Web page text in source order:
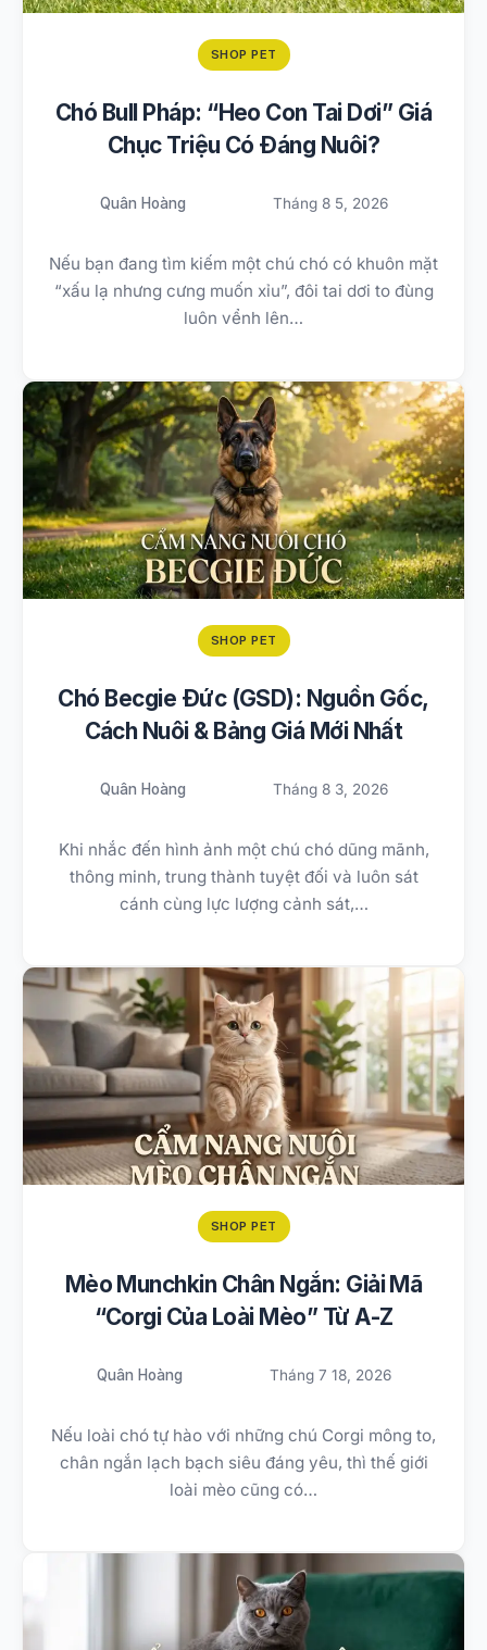
SHOP PET
Chó Bull Pháp: “Heo Con Tai Dơi” Giá
Chục Triệu Có Đáng Nuôi?
Quân Hoàng Tháng 8 5, 2026
Nếu bạn đang tìm kiếm một chú chó có khuôn mặt
“xấu lạ nhưng cưng muốn xỉu”, đôi tai dơi to đùng
luôn vểnh lên…
SHOP PET
Chó Becgie Đức (GSD): Nguồn Gốc,
Cách Nuôi & Bảng Giá Mới Nhất
Quân Hoàng Tháng 8 3, 2026
Khi nhắc đến hình ảnh một chú chó dũng mãnh,
thông minh, trung thành tuyệt đối và luôn sát
cánh cùng lực lượng cảnh sát,…
SHOP PET
Mèo Munchkin Chân Ngắn: Giải Mã
“Corgi Của Loài Mèo” Từ A-Z
Quân Hoàng Tháng 7 18, 2026
Nếu loài chó tự hào với những chú Corgi mông to,
chân ngắn lạch bạch siêu đáng yêu, thì thế giới
loài mèo cũng có…